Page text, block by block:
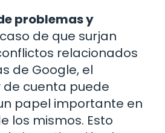
problemas y
de que surjan
relacionados
de Google, el
cuenta puede
papel importante en
los mismos. Esto